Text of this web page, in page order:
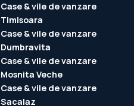
Case & vile de vanzare
Timisoara
Case & vile de vanzare
Dumbravita
Case & vile de vanzare
Mosnita Veche
Case & vile de vanzare
Sacalaz